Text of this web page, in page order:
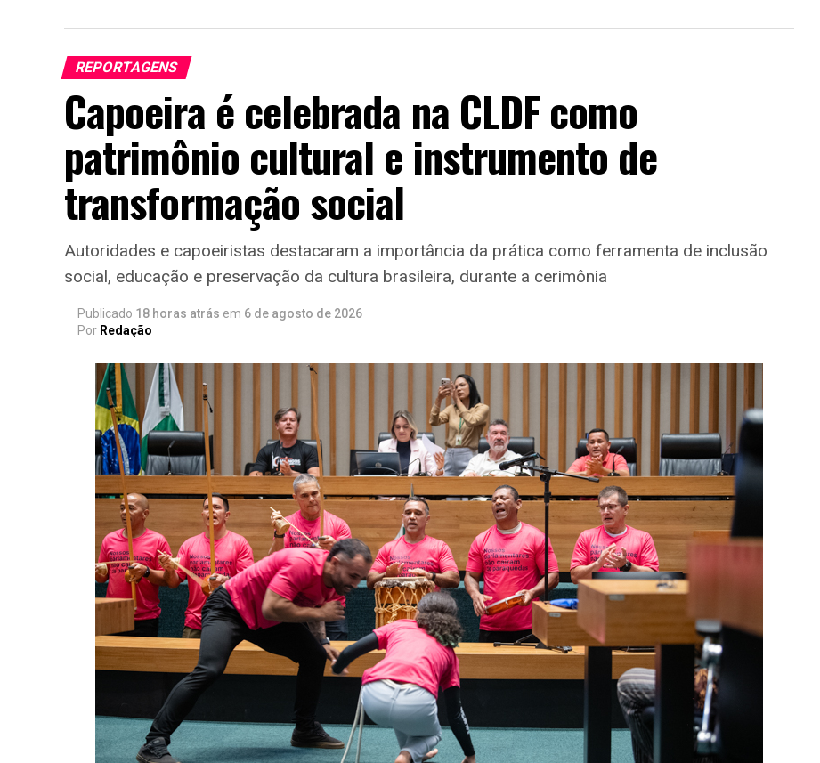
REPORTAGENS
Capoeira é celebrada na CLDF como
patrimônio cultural e instrumento de
transformação social
Autoridades e capoeiristas destacaram a importância da prática como ferramenta de inclusão
social, educação e preservação da cultura brasileira, durante a cerimônia
Publicado 18 horas atrás em 6 de agosto de 2026
Por Redação